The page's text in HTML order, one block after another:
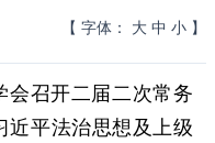
【 字体： 大 中 小 】
会召开二届二次常务
近平法治思想及上级